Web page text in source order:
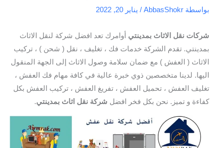
بواسطة AbbasShokr
/ يناير 20, 2022
شركات نقل الاثاث بمدينتي أوامرك تعد افضل شركة لنقل الاثاث
بمدينتي. تقدم الشركة خدمات فك ، تغليف ، نقل ( شحن ) ، تركيب
الاثاث ( العفش ) مع ضمان سلامة وصول الاثاث إلى الجهة المنقول
اليها. لدينا متخصصين ذوي خبرة عالية في كافة مهام فك العفش ،
تغليف العفش ، تحميل العفش ، تفريغ العفش ، تركيب العفش بكل
كفاءة و تميز. نحن بكل فخر افضل شركة نقل اثاث بمدينتي.